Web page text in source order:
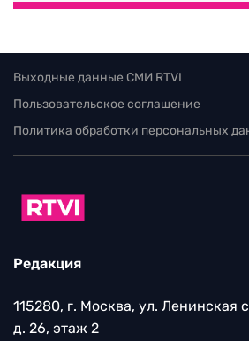
Выходные данные СМИ RTVI
Пользовательское соглашение
Политика обработки персональных
Редакция
115280, г. Москва, ул. Ленинская
д. 26, этаж 2